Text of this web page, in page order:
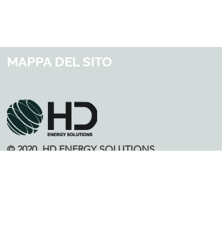
MAPPA DEL SITO
© 2020 HD ENERGY SOLUTIONS